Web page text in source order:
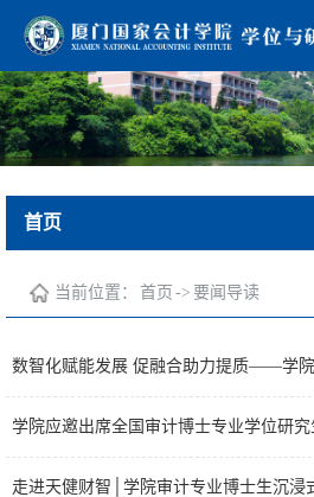
首页
当前位置： 首页 -> 要闻导读